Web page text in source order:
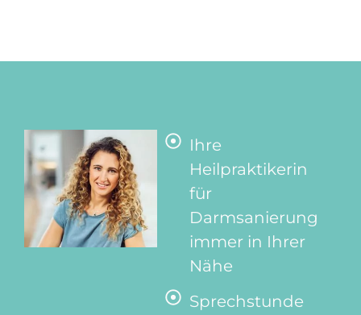
Ihre
Heilpraktikerin
für
Darmsanierung
immer in Ihrer
Nähe
Sprechstunde